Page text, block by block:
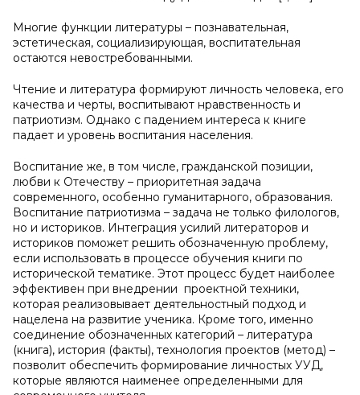
Многие функции литературы – познавательная,
эстетическая, социализирующая, воспитательная
остаются невостребованными.
Чтение и литература формируют личность человека, его
качества и черты, воспитывают нравственность и
патриотизм. Однако с падением интереса к книге
падает и уровень воспитания населения.
Воспитание же, в том числе, гражданской позиции,
любви к Отечеству – приоритетная задача
современного, особенно гуманитарного, образования.
Воспитание патриотизма – задача не только филологов,
но и историков. Интеграция усилий литераторов и
историков поможет решить обозначенную проблему,
если использовать в процессе обучения книги по
исторической тематике. Этот процесс будет наиболее
эффективен при внедрении проектной техники,
которая реализовывает деятельностный подход и
нацелена на развитие ученика. Кроме того, именно
соединение обозначенных категорий – литература
(книга), история (факты), технология проектов (метод) –
позволит обеспечить формирование личностых УУД,
которые являются наименее определенными для